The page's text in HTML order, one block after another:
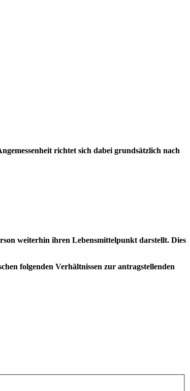
richtet sich dabei grundsätzlich nach
weiterhin ihren Lebensmittelpunkt darstellt. Dies
folgenden Verhältnissen zur antragstellenden